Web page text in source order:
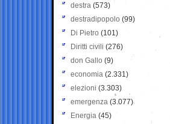
destra (573)
destradipopolo (99)
Di Pietro (101)
Diritti civili (276)
don Gallo (9)
economia (2.331)
elezioni (3.303)
emergenza (3.077)
Energia (45)